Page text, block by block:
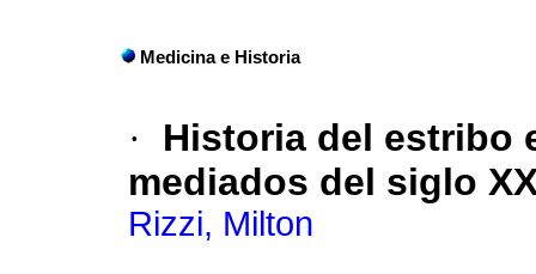
Medicina e Historia
·
Historia del estribo
mediados del siglo
Rizzi, Milton